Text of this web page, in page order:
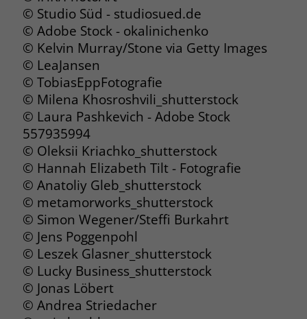
© Studio Süd - studiosued.de
© Adobe Stock - okalinichenko
© Kelvin Murray/Stone via Getty Images
© LeaJansen
© TobiasEppFotografie
© Milena Khosroshvili_shutterstock
© Laura Pashkevich - Adobe Stock
557935994
© Oleksii Kriachko_shutterstock
© Hannah Elizabeth Tilt - Fotografie
© Anatoliy Gleb_shutterstock
© metamorworks_shutterstock
© Simon Wegener/Steffi Burkahrt
© Jens Poggenpohl
© Leszek Glasner_shutterstock
© Lucky Business_shutterstock
© Jonas Löbert
© Andrea Striedacher
zeigen. Das _fbp-Cookie sammelt keine
persönlich identifizierbaren
Informationen und wird von Facebook
nur platziert, um Daten an das
Unternehmen zurückzusenden.